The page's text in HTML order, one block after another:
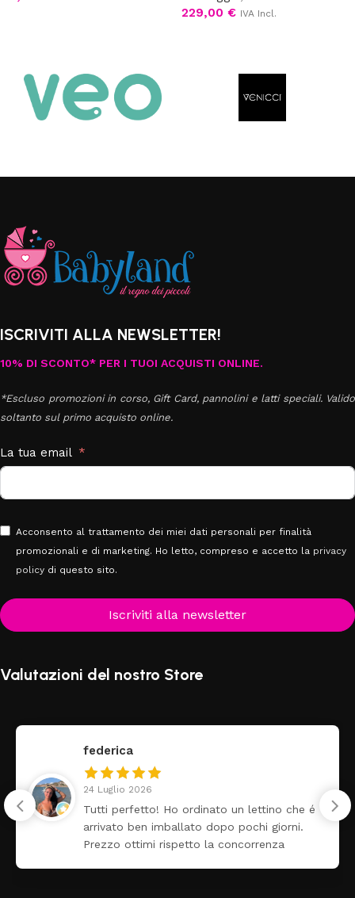
229,00 € IVA Incl.
ISCRIVITI ALLA NEWSLETTER!
10% DI SCONTO* PER I TUOI ACQUISTI ONLINE.
*Escluso promozioni in corso, Gift Card, pannolini e latti speciali. Valido
soltanto sul primo acquisto online.
La tua email
Acconsento al trattamento dei miei dati personali per finalità
promozionali e di marketing. Ho letto, compreso e accetto la privacy
policy di questo sito.
Iscriviti alla newsletter
Valutazioni del nostro Store
federica
24 Luglio 2026
Tutti perfetto! Ho ordinato un lettino che é
arrivato ben imballato dopo pochi giorni.
Prezzo ottimi rispetto la concorrenza